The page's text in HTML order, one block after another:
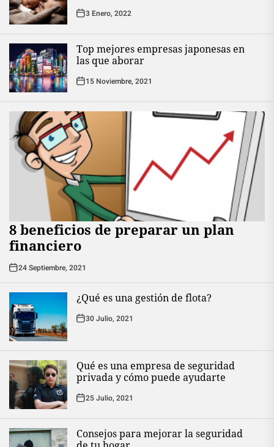
3 Enero, 2022
Top mejores empresas japonesas en
las que aborar
15 Noviembre, 2021
8 beneficios de preparar un plan
financiero
24 Septiembre, 2021
¿Qué es una gestión de flota?
30 Julio, 2021
Qué es una empresa de seguridad
privada y cómo puede ayudarte
25 Julio, 2021
Consejos para mejorar la seguridad